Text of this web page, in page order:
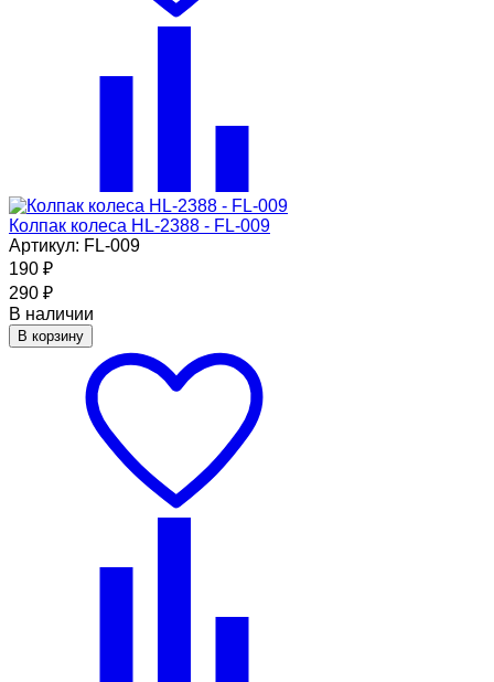
Колпак колеса HL-2388 - FL-009
Артикул: FL-009
190 ₽
290 ₽
В наличии
В корзину